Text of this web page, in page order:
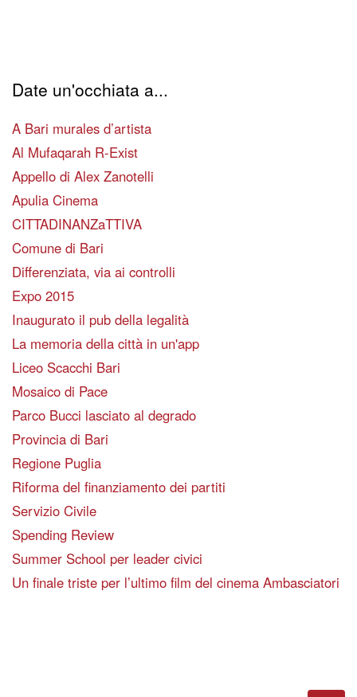
Date un'occhiata a...
A Bari murales d’artista
Al Mufaqarah R-Exist
Appello di Alex Zanotelli
Apulia Cinema
CITTADINANZaTTIVA
Comune di Bari
Differenziata, via ai controlli
Expo 2015
Inaugurato il pub della legalità
La memoria della città in un'app
Liceo Scacchi Bari
Mosaico di Pace
Parco Bucci lasciato al degrado
Provincia di Bari
Regione Puglia
Riforma del finanziamento dei partiti
Servizio Civile
Spending Review
Summer School per leader civici
Un finale triste per l’ultimo film del cinema Ambasciatori